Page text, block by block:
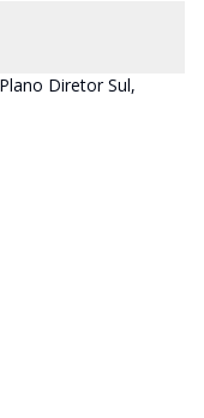
Diretor Sul,